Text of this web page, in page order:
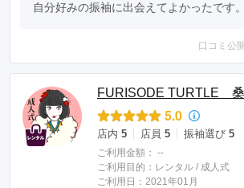
自分好みの振袖に出会えてよかったです。
口コミ公
FURISODE TURTLE
5.0
店内 5 店員 5 振袖選び 5
ご利用金額： --
ご利用目的： レンタル / 成人式
ご利用日：2021年01月